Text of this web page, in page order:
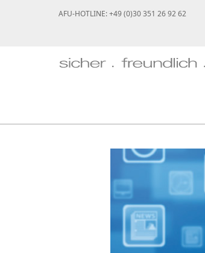
AFU-HOTLINE: +49 (0)30 351 26 92 62